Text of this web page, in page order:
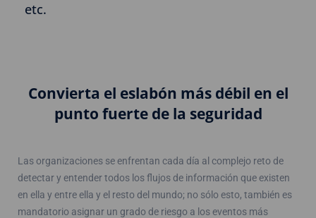
etc.
Convierta el eslabón más débil en el
punto fuerte de la seguridad
Las organizaciones se enfrentan cada día al complejo reto de
detectar y entender todos los flujos de información que existen
en ella y entre ella y el resto del mundo; no sólo esto, también es
mandatorio asignar un grado de riesgo a los eventos más